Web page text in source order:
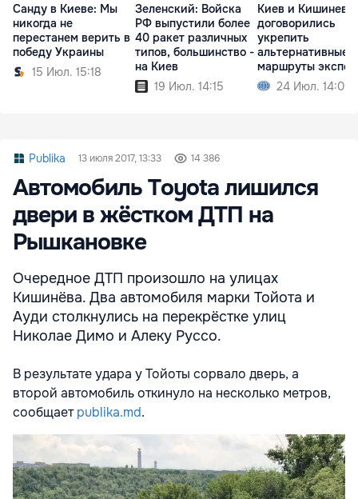
Санду в Киеве: Мы
никогда не
перестанем верить в
победу Украины
15 Июл. 15:18
Зеленский: Войска
РФ выпустили более
40 ракет различных
типов, большинство -
на Киев
19 Июл. 14:15
Киев и Кишинев
договорились
укрепить
альтернативные
маршруты
зерна24 Июл. 14:09
Publika 13 июля 2017, 13:33 14 386
Автомобиль Toyota лишился
двери в жёстком ДТП на
Рышкановке
Очередное ДТП произошло на улицах
Кишинёва. Два автомобиля марки Тойота и
Ауди столкнулись на перекрёстке улиц
Николае Димо и Алеку Руссо.
В результате удара у Тойоты сорвало дверь, а
второй автомобиль откинуло на несколько метров,
сообщаетpublika.md.